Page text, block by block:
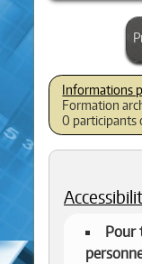
Formation
0 participants
Pour